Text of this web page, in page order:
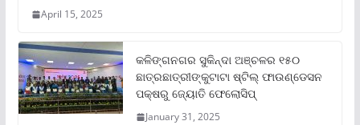
April 15, 2025
କଳିଙ୍ଗନଗର ସୁକିନ୍ଦା ଅଞ୍ଚଳର ୧୫୦
ଛାତ୍ରଛାତ୍ରୀଙ୍କୁଟାଟା ଷ୍ଟିଲ୍ ଫାଉଣ୍ଡେସନ
ପକ୍ଷରୁ ଜ୍ୟୋତି ଫେଲୋସିପ୍‌
January 31, 2025